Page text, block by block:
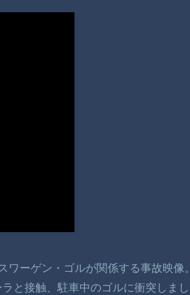
ーゲン・ゴルが関係する事故映像。
と接触、駐車中のゴルに衝突しまし